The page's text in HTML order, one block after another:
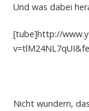
Und was dabei
[tube]http://
Nicht wundern,